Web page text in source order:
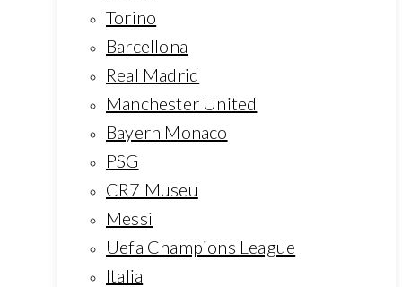
Torino
Barcellona
Real Madrid
Manchester United
Bayern Monaco
PSG
CR7 Museu
Messi
Uefa Champions League
Italia